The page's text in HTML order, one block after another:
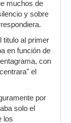
muchos de
y sobre
titulo al primer
en función de
con
el
por
solo el
los